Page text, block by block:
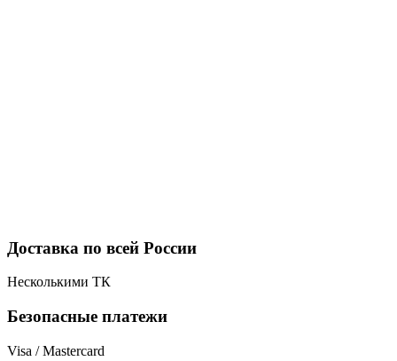
Доставка по всей России
Несколькими ТК
Безопасные платежи
Visa / Mastercard